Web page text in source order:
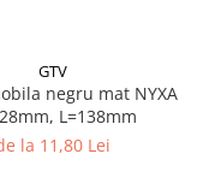
GTV
negru mat NYXA
L=138mm
la 11,80 Lei